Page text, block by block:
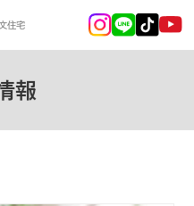
住宅
報